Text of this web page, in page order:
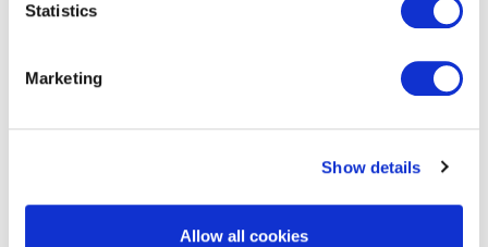
Statistics
Marketing
Show details
Allow all cookies
Localização